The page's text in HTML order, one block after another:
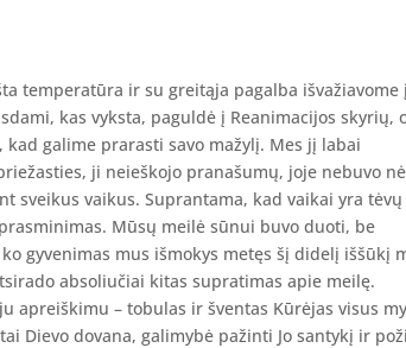
temperatūra ir su greitąja pagalba išvažiavome į
kas vyksta, paguldė į Reanimacijos skyrių,
galime prarasti savo mažylį. Mes jį labai
ji neieškojo pranašumų, joje nebuvo nė
sveikus vaikus. Suprantama, kad vaikai yra tėvų
Mūsų meilė sūnui buvo duoti, be
gyvenimas mus išmokys metęs šį didelį iššūkį
absoliučiai kitas supratimas apie meilę.
apreiškimu – tobulas ir šventas Kūrėjas visus
Dievo dovana, galimybė pažinti Jo santykį ir